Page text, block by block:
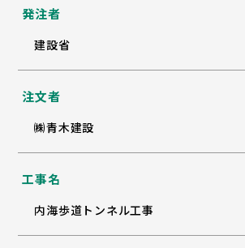
発注者
建設省
注文者
㈱青木建設
工事名
内海歩道トンネル工事